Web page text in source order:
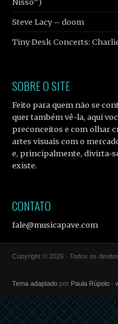
Steve Lacy – doom
Tiny Desk Concerts:
SOBRE O SITE
Feito para quem não se
quer também vê-la, aqui
preconceitos e com olhar
artes visuais com o
e, principalmente, divirta-
existe.
CONTATO
fale@musicapave.com
Copyright © 2026 · Todos os
Tema adaptado por Paula Rúpolo ·